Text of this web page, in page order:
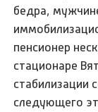
бедра,
пенсионер
стационаре
стабилизации
следующего